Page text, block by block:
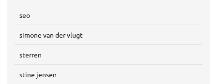
seo
simone van der vlugt
sterren
stine jensen